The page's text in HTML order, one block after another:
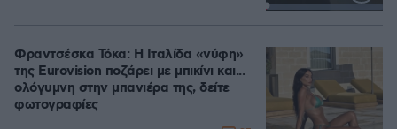
Loaded:
Φραντσέσκα Τόκα: Η Ιταλίδα «νύφη»
της Eurovision ποζάρει με μπικίνι και...
ολόγυμνη στην μπανιέρα της, δείτε
φωτογραφίες